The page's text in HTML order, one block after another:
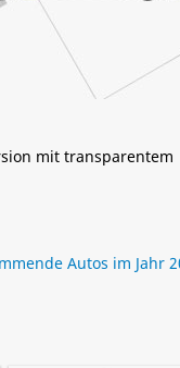
mit transparentem
Autos im Jahr